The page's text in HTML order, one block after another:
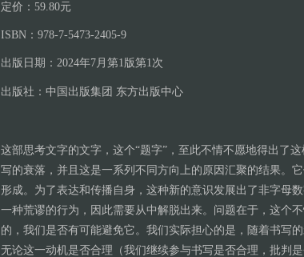
定价：59.80元
ISBN：978-7-5473-2405-9
出版日期：2024年7月第1版第1次
出版社：中国出版集团 东方出版中心
这部思考文字的文字，这个“题字”，至此不情不愿地得出了
写的衰落，并且这是一系列不同方向上的原因汇聚的结果。
形成。为了表达和传播自身，这种新的意识发展出了非字母
一种荒谬的行为，因此需要从中解脱出来。问题在于，这个
的，我们是否有可能避免它。我们实际担心的是，随着书写
无论这一动机是否合理（我们继续参与书写是否合理，批判